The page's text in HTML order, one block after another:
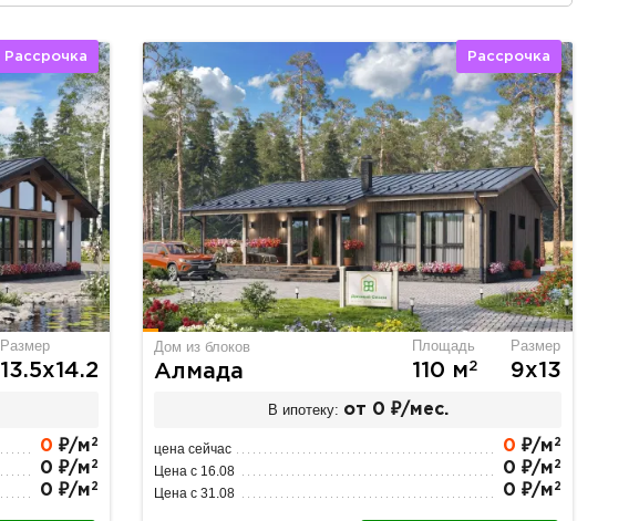
Рассрочка
Размер
13.5х14.2
0 ₽/м 2
0 ₽/м 2
0 ₽/м 2
Рассрочка
Дом из блоков
Алмада
Площадь
110 м2
Размер
9х13
В ипотеку: от 0 ₽/мес.
цена сейчас 0 ₽/м 2
Цена с 16.08 0 ₽/м 2
Цена с 31.08 0 ₽/м 2